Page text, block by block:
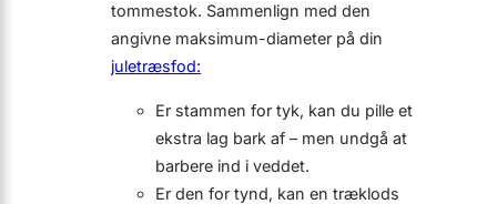
tommestok. Sammenlign med den
angivne maksimum-diameter på din
juletræsfod:
Er stammen for tyk, kan du pille et
ekstra lag bark af – men undgå at
barbere ind i veddet.
Er den for tynd, kan en træklods